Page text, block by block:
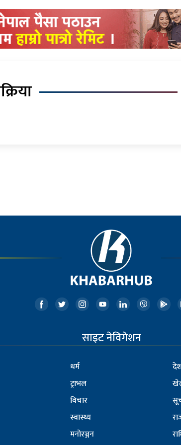
साइट नेविगेशन
धर्म
ट्राभल
विचार
स्वास्थ्य
मनोरञ्जन